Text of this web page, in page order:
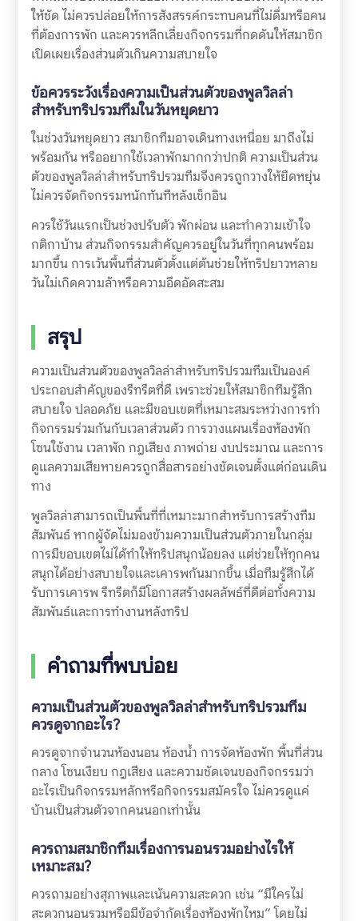
ให้ชัด ไม่ควรปล่อยให้การสังสรรค์กระทบคนที่ไม่ดื่มหรือคน
ที่ต้องการพัก และควรหลีกเลี่ยงกิจกรรมที่กดดันให้สมาชิก
เปิดเผยเรื่องส่วนตัวเกินความสบายใจ
ข้อควรระวังเรื่องความเป็นส่วนตัวของพูลวิลล่า
สำหรับทริปรวมทีมในวันหยุดยาว
ในช่วงวันหยุดยาว สมาชิกทีมอาจเดินทางเหนื่อย มาถึงไม่
พร้อมกัน หรืออยากใช้เวลาพักมากกว่าปกติ ความเป็นส่วน
ตัวของพูลวิลล่าสำหรับทริปรวมทีมจึงควรถูกวางให้ยืดหยุ่น
ไม่ควรจัดกิจกรรมหนักทันทีหลังเช็กอิน
ควรใช้วันแรกเป็นช่วงปรับตัว พักผ่อน และทำความเข้าใจ
กติกาบ้าน ส่วนกิจกรรมสำคัญควรอยู่ในวันที่ทุกคนพร้อม
มากขึ้น การเว้นพื้นที่ส่วนตัวตั้งแต่ต้นช่วยให้ทริปยาวหลาย
วันไม่เกิดความล้าหรือความอึดอัดสะสม
สรุป
ความเป็นส่วนตัวของพูลวิลล่าสำหรับทริปรวมทีมเป็นองค์
ประกอบสำคัญของรีทรีตที่ดี เพราะช่วยให้สมาชิกทีมรู้สึก
สบายใจ ปลอดภัย และมีขอบเขตที่เหมาะสมระหว่างการทำ
กิจกรรมร่วมกันกับเวลาส่วนตัว การวางแผนเรื่องห้องพัก
โซนใช้งาน เวลาพัก กฎเสียง ภาพถ่าย งบประมาณ และการ
ดูแลความเสียหายควรถูกสื่อสารอย่างชัดเจนตั้งแต่ก่อนเดิน
ทาง
พูลวิลล่าสามารถเป็นพื้นที่ที่เหมาะมากสำหรับการสร้างทีม
สัมพันธ์ หากผู้จัดไม่มองข้ามความเป็นส่วนตัวภายในกลุ่ม
การมีขอบเขตไม่ได้ทำให้ทริปสนุกน้อยลง แต่ช่วยให้ทุกคน
สนุกได้อย่างสบายใจและเคารพกันมากขึ้น เมื่อทีมรู้สึกได้
รับการเคารพ รีทรีตก็มีโอกาสสร้างผลลัพธ์ที่ดีต่อทั้งความ
สัมพันธ์และการทำงานหลังทริป
คำถามที่พบบ่อย
ความเป็นส่วนตัวของพูลวิลล่าสำหรับทริปรวมทีม
ควรดูจากอะไร?
ควรดูจากจำนวนห้องนอน ห้องน้ำ การจัดห้องพัก พื้นที่ส่วน
กลาง โซนเงียบ กฎเสียง และความชัดเจนของกิจกรรมว่า
อะไรเป็นกิจกรรมหลักหรือกิจกรรมสมัครใจ ไม่ควรดูแค่
บ้านเป็นส่วนตัวจากคนนอกเท่านั้น
ควรถามสมาชิกทีมเรื่องการนอนรวมอย่างไรให้
เหมาะสม?
ควรถามอย่างสุภาพและเน้นความสะดวก เช่น “มีใครไม่
สะดวกนอนรวมหรือมีข้อจำกัดเรื่องห้องพักไหม” โดยไม่